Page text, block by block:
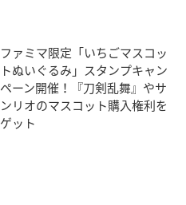
ファミマ限定「いちごマスコッ
トぬいぐるみ」スタンプキャン
ペーン開催！『刀剣乱舞』やサ
ンリオのマスコット購入権利を
ゲット